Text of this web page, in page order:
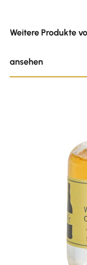
Weitere Produkte
ansehen